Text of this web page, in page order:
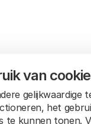
van
gelijkwaardige
het
kunnen tonen.